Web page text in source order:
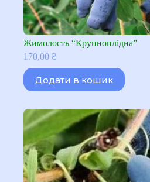
Жимолость “Крупноплідна”
170,00 ₴
Додати в кошик